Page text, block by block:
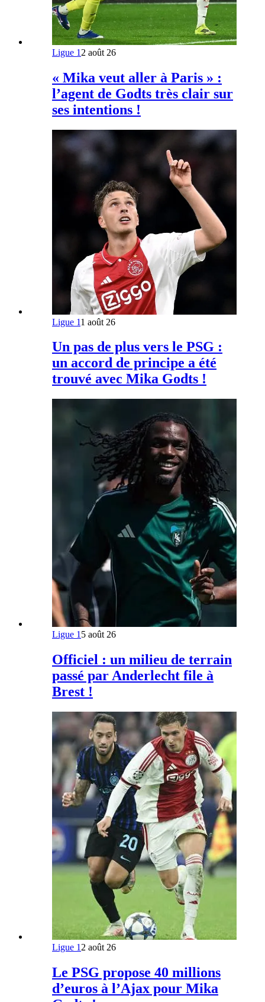
Ligue 1 2 août 26
« Mika veut aller à Paris » :
l’agent de Godts très clair sur
ses intentions !
Ligue 11 août 26
Un pas de plus vers le PSG :
un accord de principe a été
trouvé avec Mika Godts !
Ligue 1 5 août 26
Officiel : un milieu de terrain
passé par Anderlecht file à
Brest !
Ligue 1 2 août 26
Le PSG propose 40 millions
d’euros à l’Ajax pour Mika